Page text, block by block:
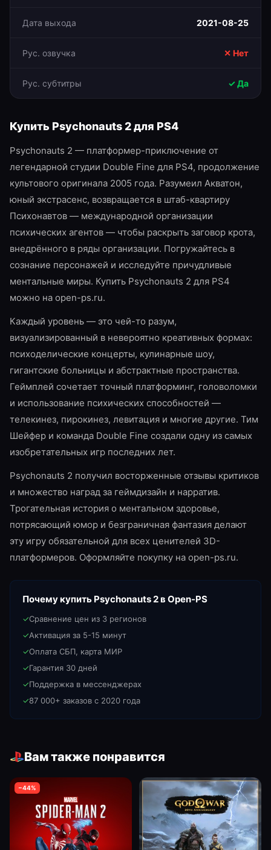
Дата выхода 2021-08-25
Рус. озвучка ✕ Нет
Рус. субтитры ✓ Да
Купить Psychonauts 2для PS4
Psychonauts 2 — платформер-приключение от
легендарной студии Double Fine для PS4, продолжение
культового оригинала 2005 года. Разумеил Акватон,
юный экстрасенс, возвращается в штаб-квартиру
Психонавтов — международной организации
психических агентов — чтобы раскрыть заговор крота,
внедрённого в ряды организации. Погружайтесь в
сознание персонажей и исследуйте причудливые
ментальные миры. Купить Psychonauts 2 для PS4
можно на open-ps.ru.
Каждый уровень — это чей-то разум,
визуализированный в невероятно креативных формах:
психоделические концерты, кулинарные шоу,
гигантские больницы и абстрактные пространства.
Геймплей сочетает точный платформинг, головоломки
и использование психических способностей —
телекинез, пирокинез, левитация и многие другие. Тим
Шейфер и команда Double Fine создали одну из самых
изобретательных игр последних лет.
Psychonauts 2 получил восторженные отзывы критиков
и множество наград за геймдизайн и нарратив.
Трогательная история о ментальном здоровье,
потрясающий юмор и безграничная фантазия делают
эту игру обязательной для всех ценителей 3D-
платформеров. Оформляйте покупку на open-ps.ru.
Почему купить Psychonauts 2в Open-PS
✓Сравнение цен из 3 регионов
✓Активация за 5-15 минут
✓Оплата СБП, карта МИР
✓Гарантия 30 дней
✓Поддержка в мессенджерах
✓87 000+ заказов с 2020 года
Вам также понравится
−44%